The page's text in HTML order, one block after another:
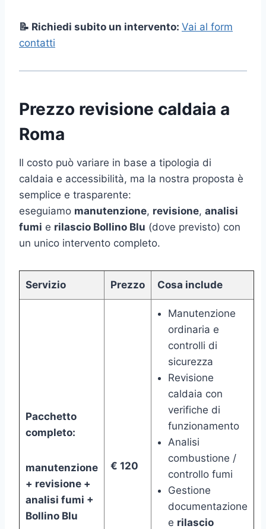
📝 Richiedi subito un intervento: Vai al form
contatti
Prezzo revisione caldaia a
Roma
Il costo può variare in base a tipologia di
caldaia e accessibilità, ma la nostra proposta è
semplice e trasparente:
eseguiamo manutenzione, revisione, analisi
fumi e rilascio Bollino Blu (dove previsto) con
un unico intervento completo.
Servizio Prezzo Cosa include
Pacchetto
completo:
manutenzione
+ revisione +
analisi fumi +
Bollino Blu
€ 120
Manutenzione
ordinaria e
controlli di
sicurezza
Revisione
caldaia con
verifiche di
funzionamento
Analisi
combustione /
controllo fumi
Gestione
documentazione
e rilascio